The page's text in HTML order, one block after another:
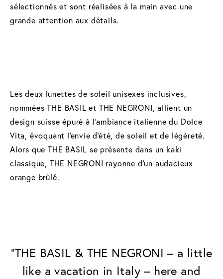
sélectionnés et sont réalisées à la main avec une
grande attention aux détails.
Les deux lunettes de soleil unisexes inclusives,
nommées THE BASIL et THE NEGRONI, allient un
design suisse épuré à l'ambiance italienne du Dolce
Vita, évoquant l'envie d'été, de soleil et de légèreté.
Alors que THE BASIL se présente dans un kaki
classique, THE NEGRONI rayonne d'un audacieux
orange brûlé.
“THE BASIL & THE NEGRONI – a little
like a vacation in Italy – here and